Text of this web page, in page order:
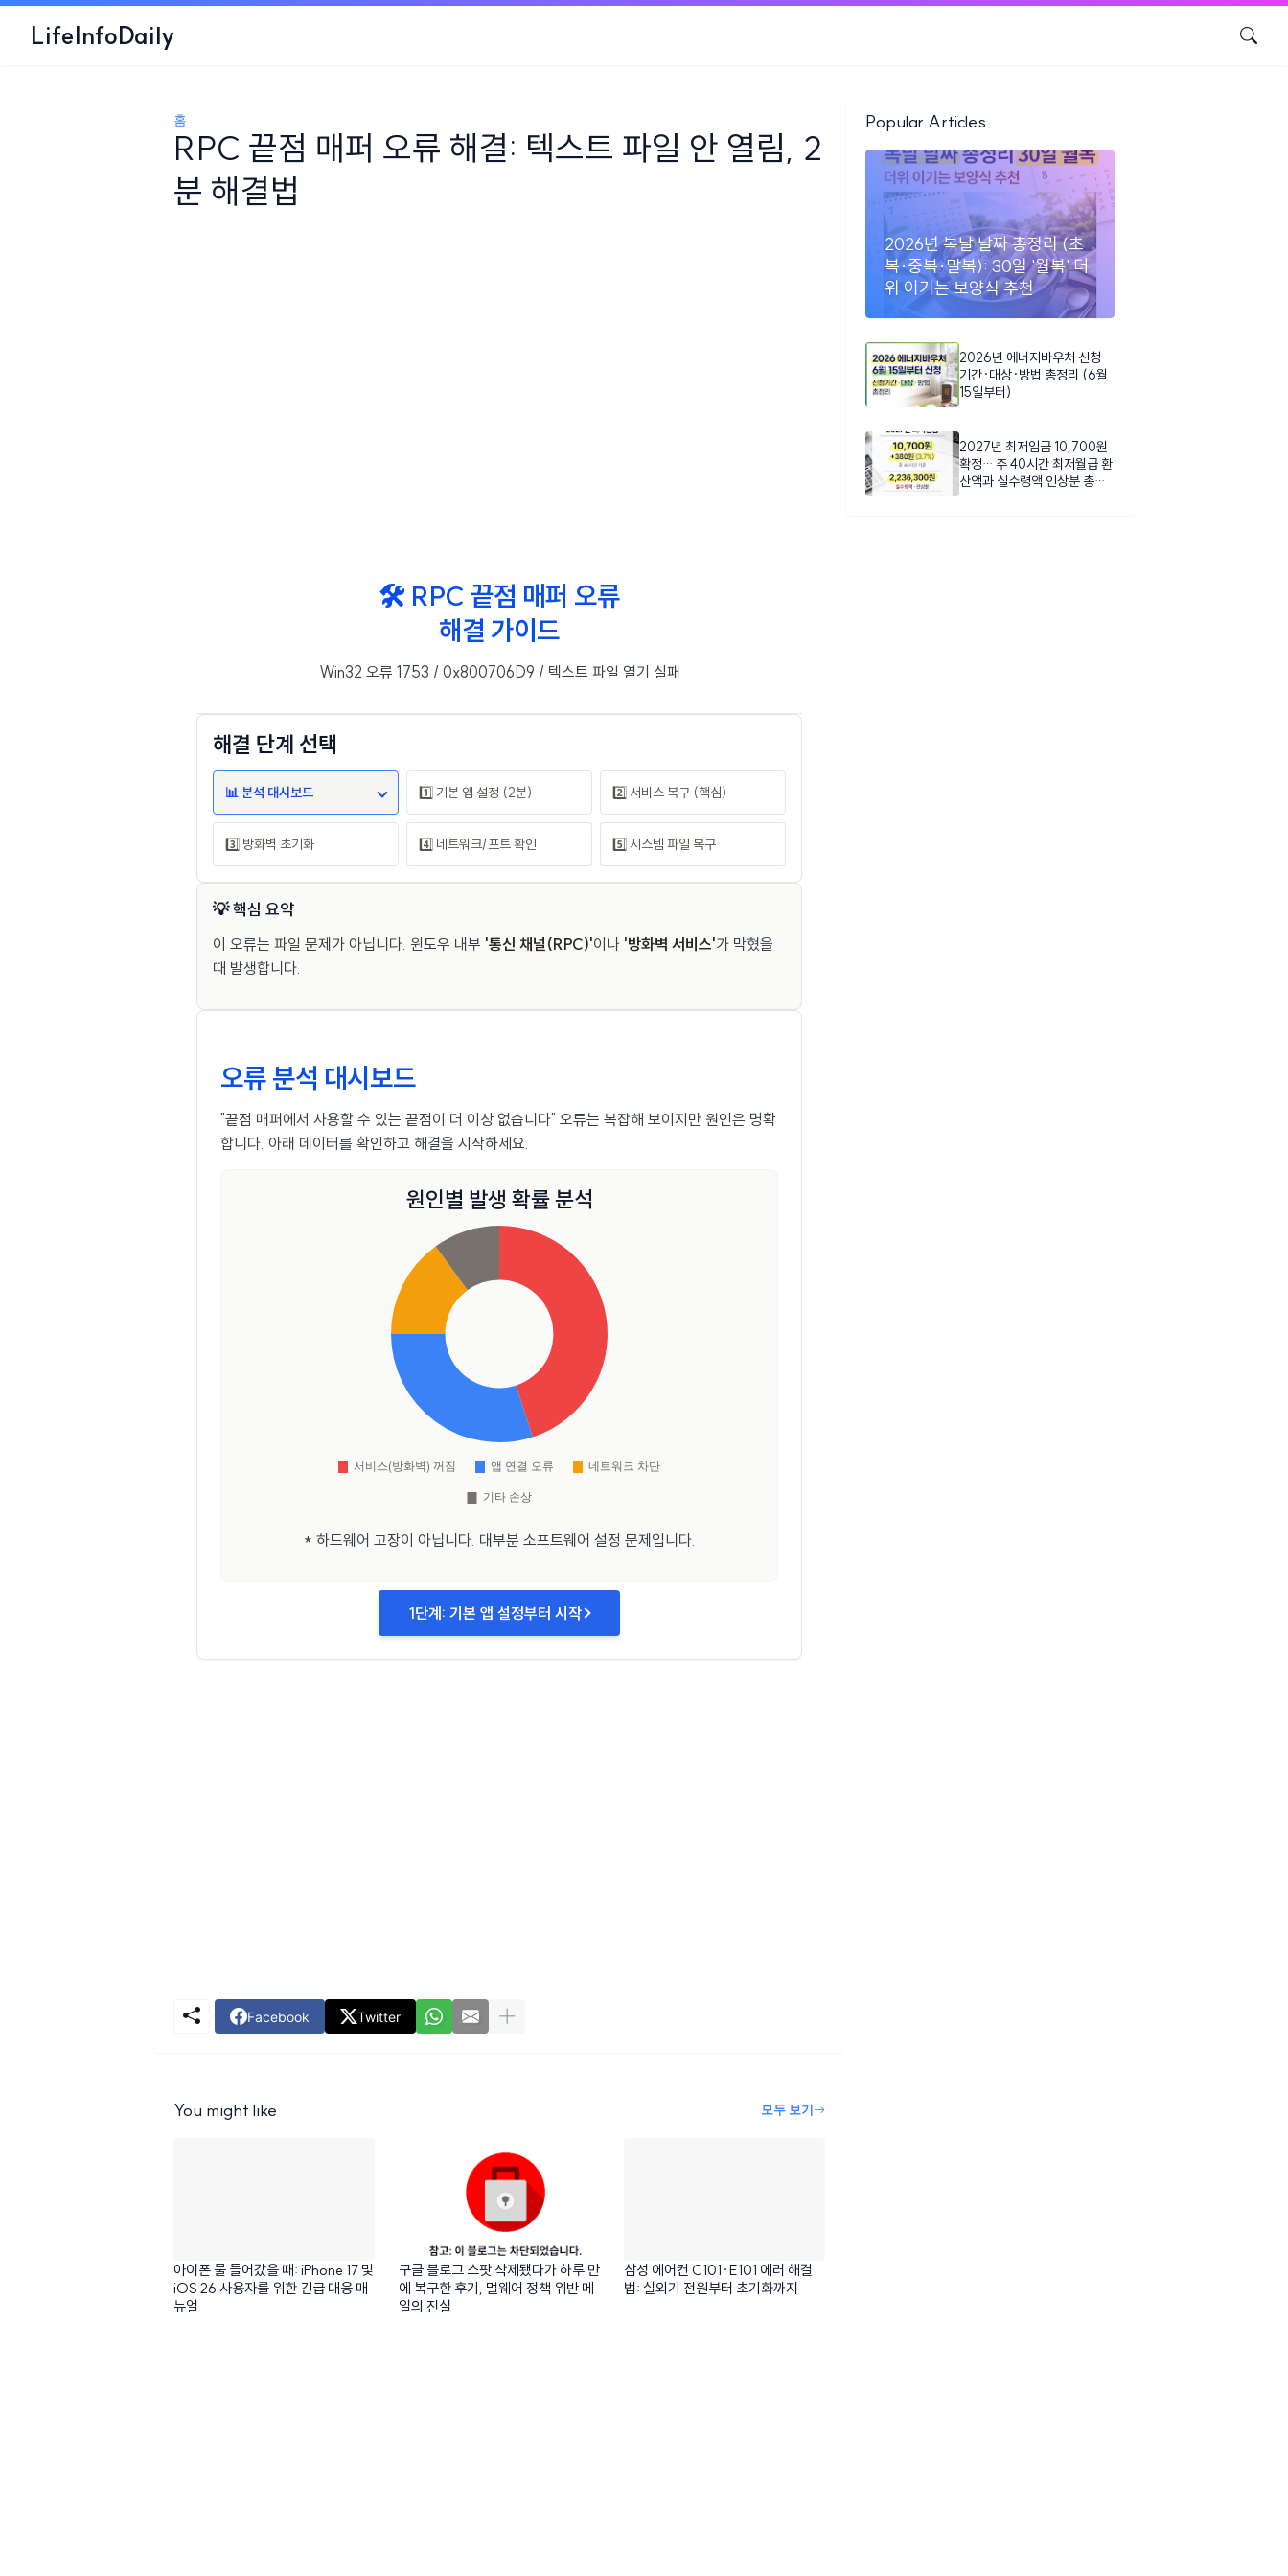
LifeInfoDaily
홈
RPC 끝점 매퍼 오류 해결: 텍스트 파일 안 열림, 2
분 해결법
🛠️ RPC 끝점 매퍼 오류
해결 가이드
Win32 오류 1753 / 0x800706D9 / 텍스트 파일 열기 실패
해결 단계 선택
📊 분석 대시보드 1️⃣ 기본 앱 설정 (2분) 2️⃣ 서비스 복구 (핵심)
3️⃣ 방화벽 초기화 4️⃣ 네트워크/포트 확인 5️⃣ 시스템 파일 복구
💡 핵심 요약
이 오류는 파일 문제가 아닙니다. 윈도우 내부 '통신 채널(RPC)'이나 '방화벽 서비스'가 막혔을
때 발생합니다.
오류 분석 대시보드
"끝점 매퍼에서 사용할 수 있는 끝점이 더 이상 없습니다" 오류는 복잡해 보이지만 원인은 명확
합니다. 아래 데이터를 확인하고 해결을 시작하세요.
원인별 발생 확률 분석
* 하드웨어 고장이 아닙니다. 대부분 소프트웨어 설정 문제입니다.
1단계: 기본 앱 설정부터 시작
Facebook Twitter
You might like 모두 보기
아이폰 물 들어갔을 때: iPhone 17 및
iOS 26 사용자를 위한 긴급 대응 매
뉴얼
구글 블로그 스팟 삭제됐다가 하루 만
에 복구한 후기, 멀웨어 정책 위반 메
일의 진실
삼성 에어컨 C101·E101 에러 해결
법: 실외기 전원부터 초기화까지
Popular Articles
2026년 복날 날짜 총정리 (초
복·중복·말복): 30일 '월복' 더
위 이기는 보양식 추천
2026년 에너지바우처 신청
기간·대상·방법 총정리 (6월
15일부터)
2027년 최저임금 10,700원
확정… 주 40시간 최저월급 환
산액과 실수령액 인상분 총정